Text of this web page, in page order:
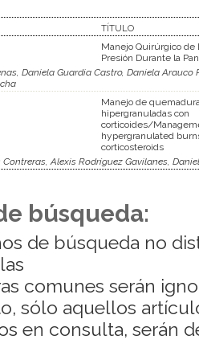
TÍTULO
Manejo Quirúrgico de
Presión Durante la
Daniela Guardia Castro, Daniela
Manejo de
hipergranuladas con
corticoides/
hypergranulated
corticosteroids
Alexis Rodríguez Gavilanes,
búsqueda:
de búsqueda no
comunes serán
sólo aquellos
en consulta, serán